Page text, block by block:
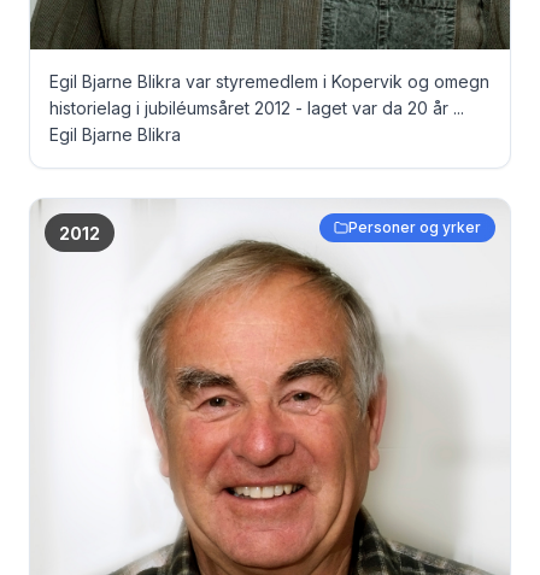
Egil Bjarne Blikra var styremedlem i Kopervik og omegn
historielag i jubiléumsåret 2012 - laget var da 20 år ...
Egil Bjarne Blikra
2012 Personer og yrker